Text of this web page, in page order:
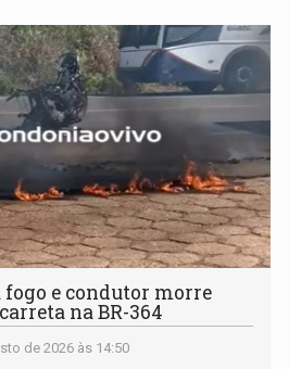
fogo e condutor morre
na BR-364
de 2026 às 14:50